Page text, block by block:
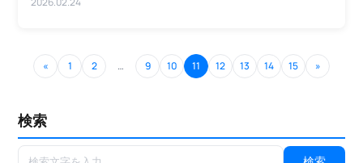
« 1 2 … 9 10 11 12 13 14 15 »
検索